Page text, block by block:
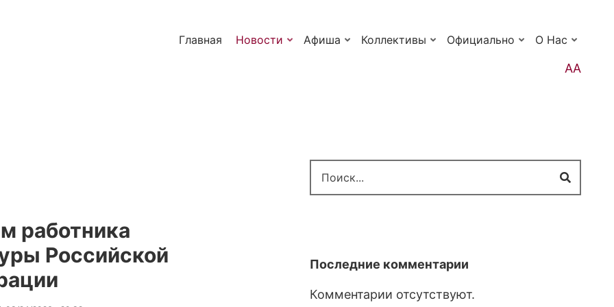
Главная Новости Афиша Коллективы Официально О Нас
АА
работника
Российской
Последние комментарии
Комментарии отсутствуют.